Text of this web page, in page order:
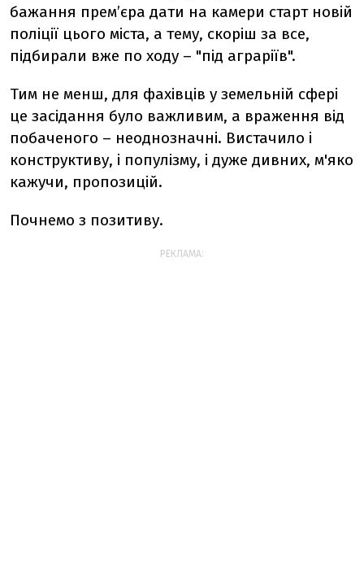
бажання прем’єра дати на камери старт новій
поліції цього міста, а тему, скоріш за все,
підбирали вже по ходу – "під аграріїв".
Тим не менш, для фахівців у земельній сфері
це засідання було важливим, а враження від
побаченого – неоднозначні. Вистачило і
конструктиву, і популізму, і дуже дивних, м'яко
кажучи, пропозицій.
Почнемо з позитиву.
РЕКЛАМА: